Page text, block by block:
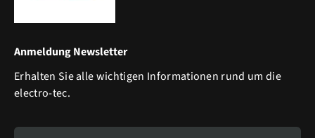
Anmeldung Newsletter
Erhalten Sie alle wichtigen Informationen rund um die
electro-tec.